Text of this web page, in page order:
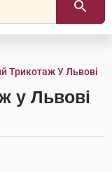
Трикотаж У Львові
у Львові